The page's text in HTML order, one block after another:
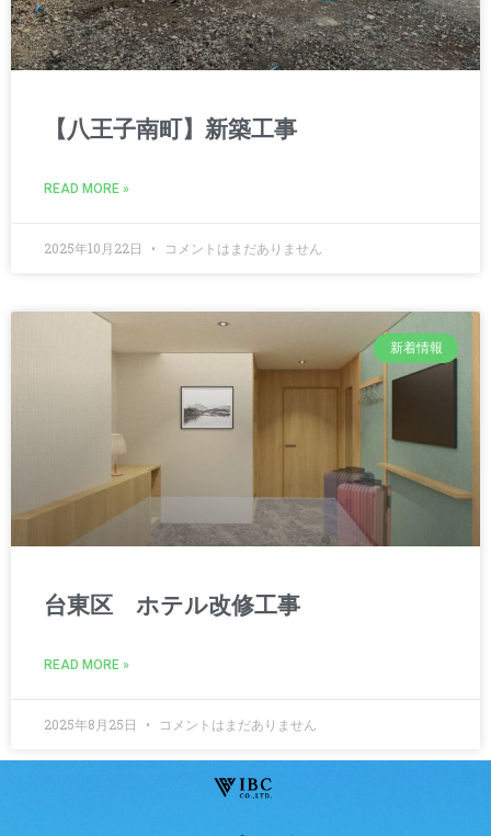
【八王子南町】新築工事
READ MORE »
2025年10月22日 コメントはまだありません
新着情報
台東区 ホテル改修工事
READ MORE »
2025年8月25日 コメントはまだありません